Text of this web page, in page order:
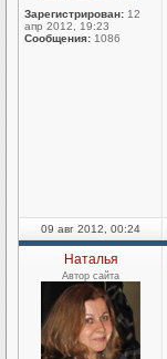
Зарегистрирован: 12
апр 2012, 19:23
Сообщения: 1086
09 авг 2012, 00:24
Наталья
Автор сайта